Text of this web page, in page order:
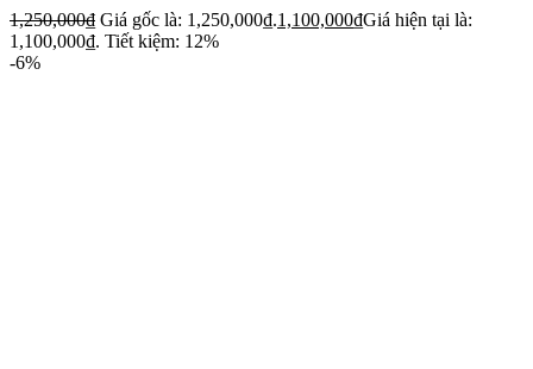
1,250,000₫ Giá gốc là: 1,250,000₫.1,100,000₫Giá hiện tại là:
1,100,000₫. Tiết kiệm: 12%
-6%